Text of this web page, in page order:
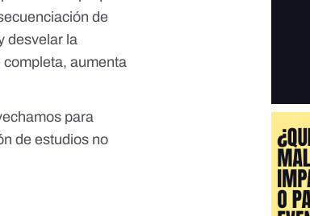
de
desvelar la
completa, aumenta
para
de estudios no